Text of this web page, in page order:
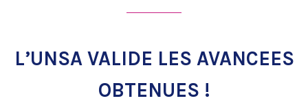
L’UNSA VALIDE LES AVANCEES
OBTENUES !